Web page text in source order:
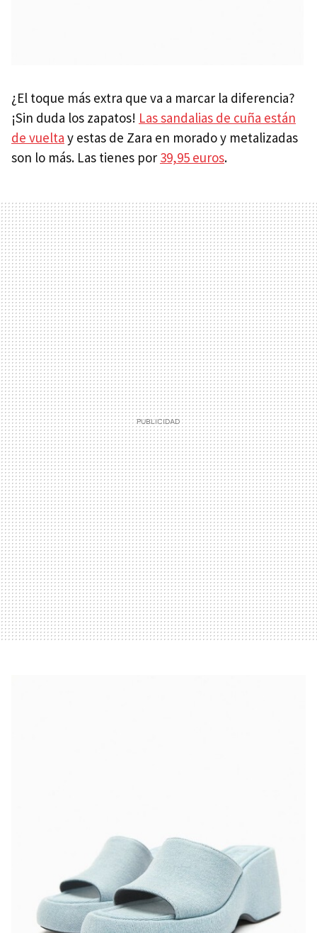
¿El toque más extra que va a marcar la diferencia?
¡Sin duda los zapatos! Las sandalias de cuña están
de vuelta y estas de Zara en morado y metalizadas
son lo más. Las tienes por 39,95 euros.